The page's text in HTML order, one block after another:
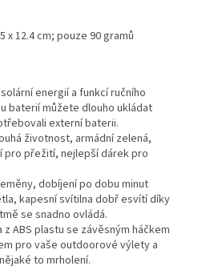
x 12.4 cm; pouze 90 gramů
energií a funkcí ručního
baterií můžete dlouho ukládat
externí baterii.
životnost, armádní zelená,
přežití, nejlepší dárek pro
dobíjení po dobu minut
kapesní svítilna dobř esvítí díky
se snadno ovládá.
ABS plastu se závěsným háčkem
pro vaše outdoorové výlety a
to mrholení.